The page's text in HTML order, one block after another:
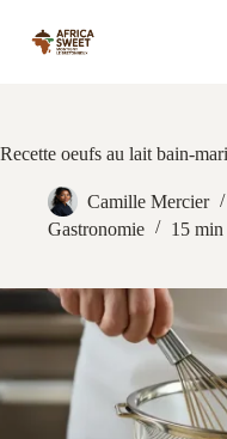
contenu
Recette oeufs au lait bain-
Camille Mercier
Gastronomie
15 min